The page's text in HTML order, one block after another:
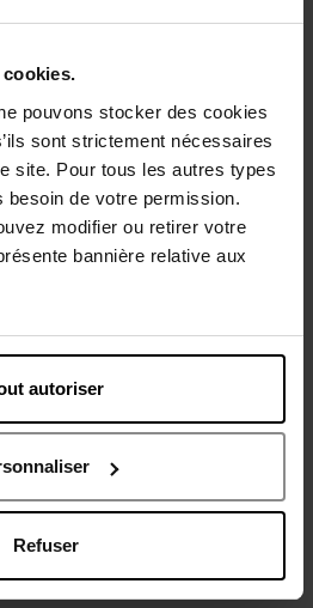
pouvons stocker des cookies
sont strictement nécessaires
site. Pour tous les autres types
besoin de votre permission.
modifier ou retirer votre
bannière relative aux
autoriser
Refuser
Savon Végétal Corps
Pain de savon
APRIL